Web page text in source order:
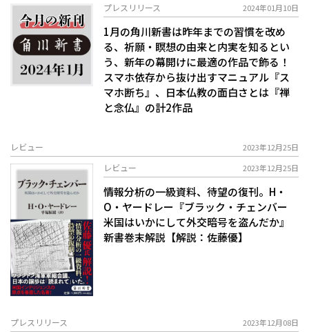
プレスリリース 2024年01月10日
1月の角川新書は昨年までの習慣を改め
る、祈願・瞑想の由来と内実を知るとい
う、新年の幕開けに最適の作品で飾る！
スマホ依存から抜け出すマニュアル『ス
マホ断ち』、日本仏教の面白さとは『禅
と念仏』の計2作品
レビュー 2023年12月25日
レビュー 2023年12月25日
情報分析の一級資料、待望の復刊。――H・
O・ヤードレー『ブラック・チェンバー
米国はいかにして外交暗号を盗んだか』
新書巻末解説【解説：佐藤優】
プレスリリース 2023年12月08日